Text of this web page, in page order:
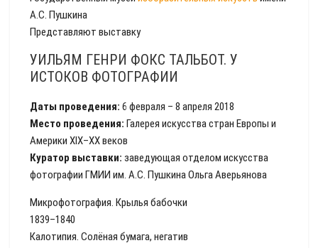
А.С. Пушкина
Представляют выставку
УИЛЬЯМ ГЕНРИ ФОКС ТАЛЬБОТ. У
ИСТОКОВ ФОТОГРАФИИ
Даты проведения: 6 февраля – 8 апреля 2018
Место проведения: Галерея искусства стран Европы и
Америки XIX–XX веков
Куратор выставки: заведующая отделом искусства
фотографии ГМИИ им. А.С. Пушкина Ольга Аверьянова
Микрофотография. Крылья бабочки
1839–1840
Калотипия. Солёная бумага, негатив